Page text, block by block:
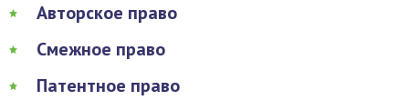
Авторское право
Смежное право
Патентное право